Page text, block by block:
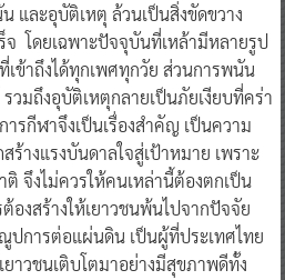
และอุบัติเหตุ ล้วนเป็นสิ่งขัดขวาง
จ โดยเฉพาะปัจจุบันที่เหล้ามีหลายรูป
ข้าถึงได้ทุกเพศทุกวัย ส่วนการพนัน
รวมถึงอุบัติเหตุกลายเป็นภัยเงียบที่คร่า
รกีฬาจึงเป็นเรื่องสำคัญ เป็นความ
างแรงบันดาลใจสู่เป้าหมาย เพราะ
จึงไม่ควรให้คนเหล่านี้ต้องตกเป็น
องสร้างให้เยาวชนพ้นไปจากปัจจัย
ปการต่อแผ่นดิน เป็นผู้ที่ประเทศไทย
ยาวชนเติบโตมาอย่างมีสุขภาพดีทั้ง